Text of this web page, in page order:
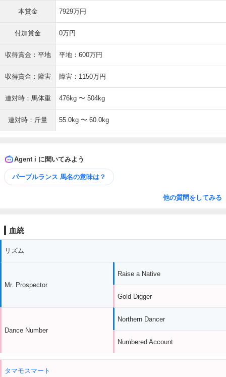
本賞金 7929万円
付加賞金 0万円
収得賞金：平地 平地：600万円
収得賞金：障害 障害：1150万円
連対時：馬体重 476kg 〜 504kg
連対時：斤量 55.0kg 〜 60.0kg
Agent i に聞いてみよう
パープルランス 馬名の意味は？
他の質問をしてみる
血統
リズム
Mr. Prospector
Dance Number
Raise a Native
Gold Digger
Northern Dancer
Numbered Account
タマモスマート